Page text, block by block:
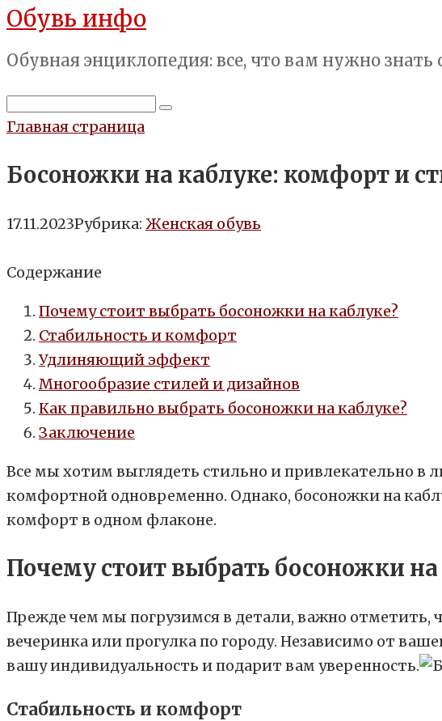
Перейти
контенту
Обувь инфо
Обувная энциклопедия: все, что вам нужно
Поиск:
Главная страница
Босоножки на каблуке: комфорт и
17.11.2023Рубрика: Женская обувь
Содержание
Почему стоит выбрать босоножки на каблуке?
Стабильность и комфорт
Удлиняющий эффект
Многообразие стилей и дизайнов
Как правильно выбрать босоножки на каблуке?
Заключение
Все мы хотим выглядеть стильно и привлекательно в
комфортной одновременно. Однако, босоножки на
комфорт в одном флаконе.
Почему стоит выбрать босоножки на
Прежде чем мы погрузимся в детали, важно отметить,
вечеринка или прогулка по городу. Независимо от
вашу индивидуальность и подарит вам уверенность.
Стабильность и комфорт